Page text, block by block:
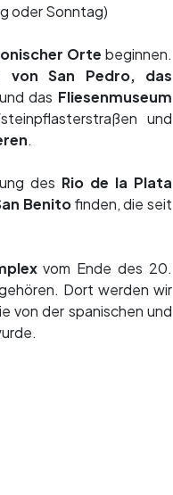
oder Sonntag)
Orte beginnen.
von San Pedro, das
das Fliesenmuseum
und
.
des Rio de la Plata
Benitofinden, die seit
vom Ende des 20.
Dort werden wir
von der spanischen und